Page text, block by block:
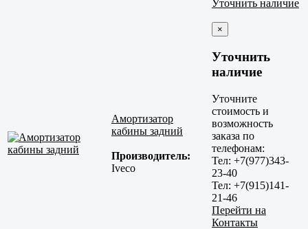
Амортизатор
кабины задний
Производитель:
Iveco
Уточнить наличие
×
Уточнить
наличие
Уточните
стоимость и
возможность
заказа по
телефонам:
Тел: +7(977)343-
23-40
Тел: +7(915)141-
21-46
Перейти на
Контакты